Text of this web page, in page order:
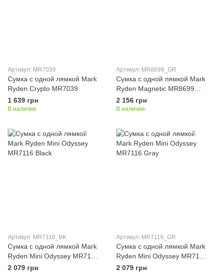
Артикул: MR7039
Сумка с одной лямкой Mark
Ryden Crypto MR7039
1 639 грн
В наличии
Артикул: MR8699_GR
Сумка с одной лямкой Mark
Ryden Magnetic MR8699
Gray
2 156 грн
В наличии
Артикул: MR7116_BK
Сумка с одной лямкой Mark
Ryden Mini Odyssey MR7116
Black
2 079 грн
Артикул: MR7116_GR
Сумка с одной лямкой Mark
Ryden Mini Odyssey MR7116
Gray
2 079 грн